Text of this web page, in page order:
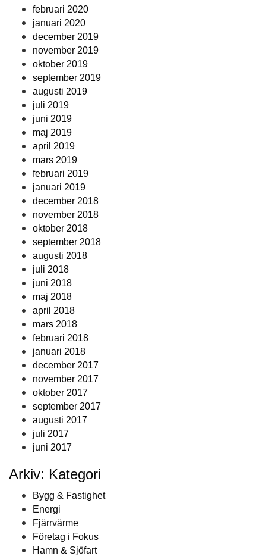
februari 2020
januari 2020
december 2019
november 2019
oktober 2019
september 2019
augusti 2019
juli 2019
juni 2019
maj 2019
april 2019
mars 2019
februari 2019
januari 2019
december 2018
november 2018
oktober 2018
september 2018
augusti 2018
juli 2018
juni 2018
maj 2018
april 2018
mars 2018
februari 2018
januari 2018
december 2017
november 2017
oktober 2017
september 2017
augusti 2017
juli 2017
juni 2017
Arkiv: Kategori
Bygg & Fastighet
Energi
Fjärrvärme
Företag i Fokus
Hamn & Sjöfart